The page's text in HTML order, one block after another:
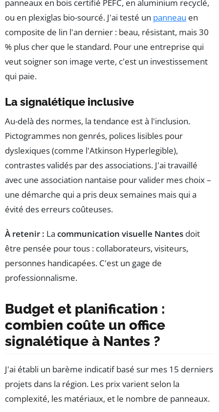
panneaux en bois certifié PEFC, en aluminium recyclé,
ou en plexiglas bio-sourcé. J'ai testé un panneau en
composite de lin l'an dernier : beau, résistant, mais 30
% plus cher que le standard. Pour une entreprise qui
veut soigner son image verte, c'est un investissement
qui paie.
La signalétique inclusive
Au-delà des normes, la tendance est à l'inclusion.
Pictogrammes non genrés, polices lisibles pour
dyslexiques (comme l'Atkinson Hyperlegible),
contrastes validés par des associations. J'ai travaillé
avec une association nantaise pour valider mes choix –
une démarche qui a pris deux semaines mais qui a
évité des erreurs coûteuses.
À retenir : La communication visuelle Nantes doit
être pensée pour tous : collaborateurs, visiteurs,
personnes handicapées. C'est un gage de
professionnalisme.
Budget et planification :
combien coûte un office
signalétique à Nantes ?
J'ai établi un barème indicatif basé sur mes 15 derniers
projets dans la région. Les prix varient selon la
complexité, les matériaux, et le nombre de panneaux.